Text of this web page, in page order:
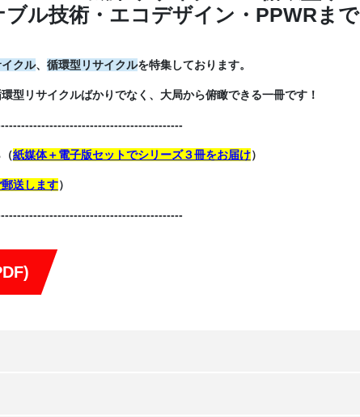
ル技術・エコデザイン・PPWRまで
クル、 循環型リサイクルを特集しております。
型リサイクルばかりでなく、大局から俯瞰できる一冊です！
紙媒体＋電子版セットでシリーズ３冊をお届け）
郵送します）